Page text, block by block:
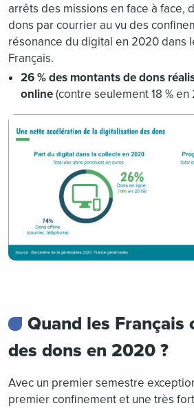
arrêts des missions en face à face,
dons par courrier au vu des
résonance du digital en 2020 dans
Français.
26 % des montants de dons
online(contre seulement 18 % en
Quand les Français
des dons en 2020 ?
Avec un premier semestre
premier confinement et une très